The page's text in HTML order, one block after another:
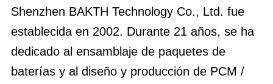
Shenzhen BAKTH Technology Co., Ltd. fue
establecida en 2002. Durante 21 años, se ha
dedicado al ensamblaje de paquetes de
baterías y al diseño y producción de PCM /